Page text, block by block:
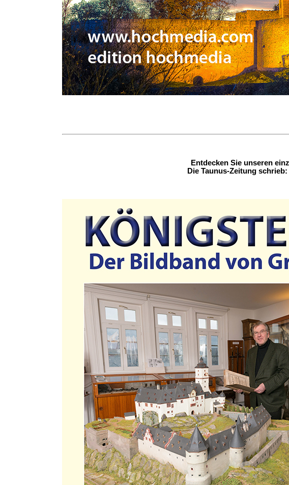
Entdecken Sie unseren
Die Taunus-Zeitung